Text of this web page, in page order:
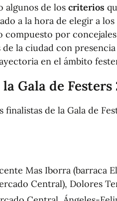
algunos de los criterios
a la hora de elegir a
compuesto por
la ciudad con
en el ámbito
Gala de Festers
finalistas de la Gala de
Mas Iborra (barraca
Central), Dolores